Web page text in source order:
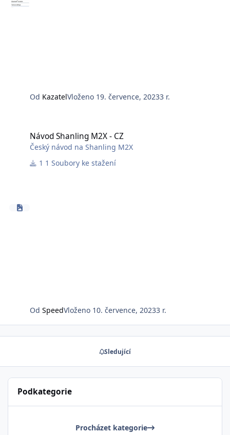
Od KazatelVloženo 19. července, 20233 r.
Návod Shanling M2X - CZ
Český návod na Shanling M2X
1 Soubory ke stažení
OdSpeedVloženo 10. července, 20233 r.
Sledující
Podkategorie
Procházet kategorie